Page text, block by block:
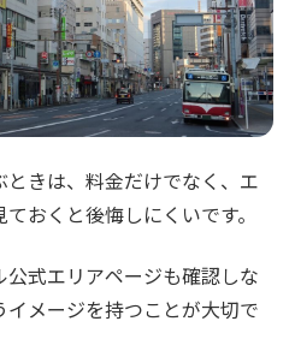
きは、料金だけでなく、エ
おくと後悔しにくいです。
式エリアページも確認しな
メージを持つことが大切で